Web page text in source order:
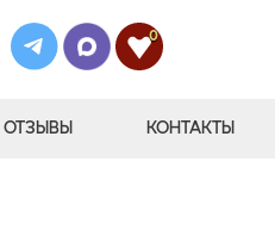
0
ОТЗЫВЫ КОНТАКТЫ